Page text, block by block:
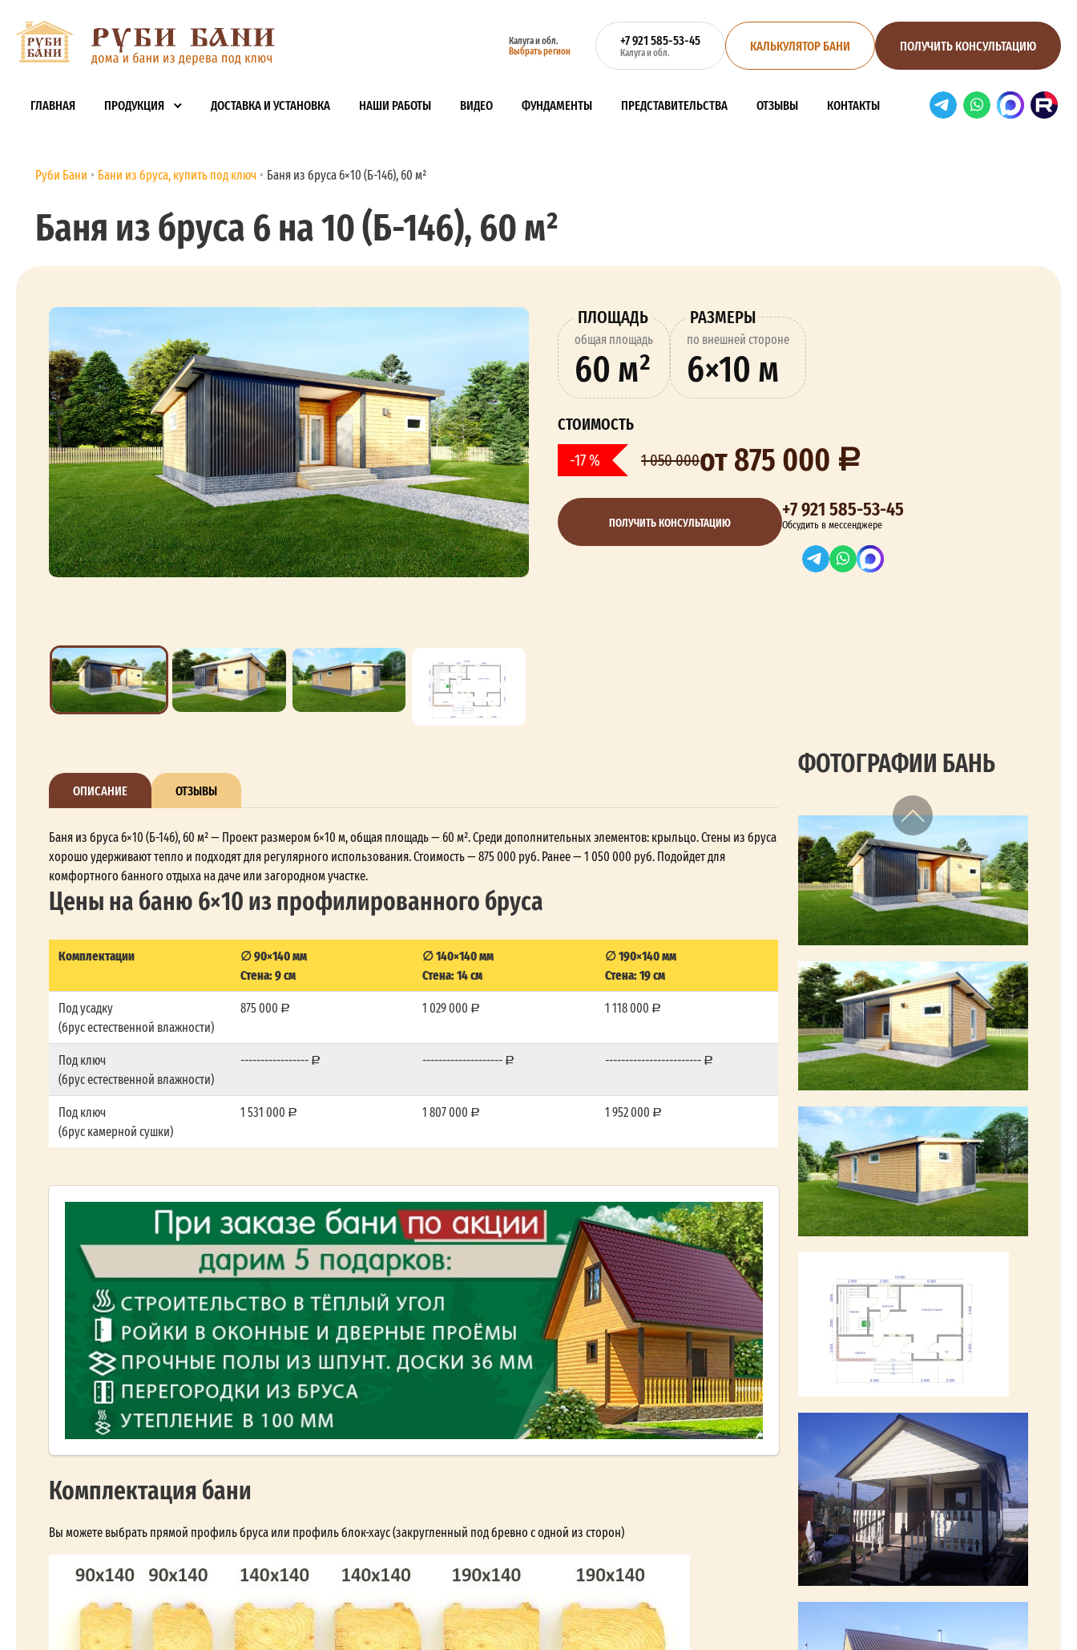
Калуга и обл.
Выбрать регион
+7 921 585-53-45
Калуга и обл. КАЛЬКУЛЯТОР БАНИ ПОЛУЧИТЬ КОНСУЛЬТАЦИЮ
ГЛАВНАЯ ПРОДУКЦИЯ ДОСТАВКА И УСТАНОВКА НАШИ РАБОТЫ ВИДЕО ФУНДАМЕНТЫ ПРЕДСТАВИТЕЛЬСТВА ОТЗЫВЫ КОНТАКТЫ
Руби Бани Бани из бруса, купить под ключ Баня из бруса 6×10 (Б-146), 60 м²
Баня из бруса 6 на 10 (Б-146), 60 м²
ПЛОЩАДЬ
oбщая площадь
60 м²
РАЗМЕРЫ
по внешней стороне
6×10 м
СТОИМОСТЬ
-17 % 1 050 000от 875 000
ПОЛУЧИТЬ КОНСУЛЬТАЦИЮ +7 921 585-53-45
Обсудить в мессенджере
ОПИСАНИЕ ОТЗЫВЫ
Баня из бруса 6×10 (Б-146), 60 м² — Проект размером 6×10 м, общая площадь — 60 м². Среди дополнительных элементов: крыльцо. Стены из бруса
хорошо удерживают тепло и подходят для регулярного использования. Стоимость — 875 000 руб. Ранее — 1 050 000 руб. Подойдет для
комфортного банного отдыха на даче или загородном участке.
Цены на баню 6×10 из профилированного бруса
Комплектации
∅ 90×140 мм
Стена: 9 см
∅ 140×140 мм
Стена: 14 см
∅ 190×140 мм
Стена: 19 см
Под усадку
(брус естественной влажности)
875 000 1 029 000 1 118 000
Под ключ
(брус естественной влажности)
----------------- -------------------- ------------------------
Под ключ
(брус камерной сушки)
1 531 000 1 807 000 1 952 000
Комплектация бани
Вы можете выбрать прямой профиль бруса или профиль блок-хаус (закругленный под бревно с одной из сторон)
ФОТОГРАФИИ БАНЬ